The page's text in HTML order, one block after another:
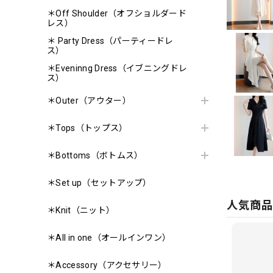
＊Off Shoulder（オフショルダード
レス）
＊ Party Dress（パーティードレ
ス）
＊Eveninng Dress（イブニングドレ
ス）
＊Outer（アウター）
＊Tops（トップス）
＊Bottoms（ボトムス）
＊Set up（セットアップ）
＊Knit（ニット）
＊All in one（オールインワン）
＊Accessory（アクセサリー）
人気商品